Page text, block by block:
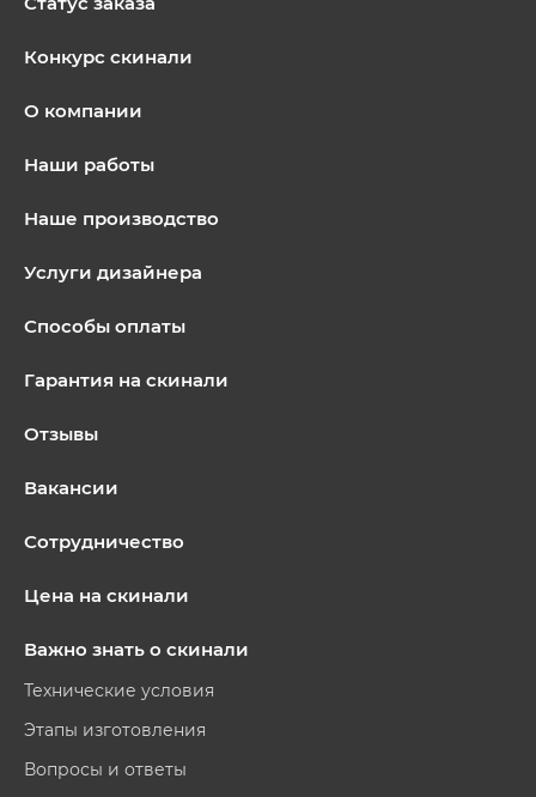
Конкурс скинали
О компании
Наши работы
Наше производство
Услуги дизайнера
Способы оплаты
Гарантия на скинали
Отзывы
Вакансии
Сотрудничество
Цена на скинали
Важно знать о скинали
Технические условия
Этапы изготовления
Вопросы и ответы